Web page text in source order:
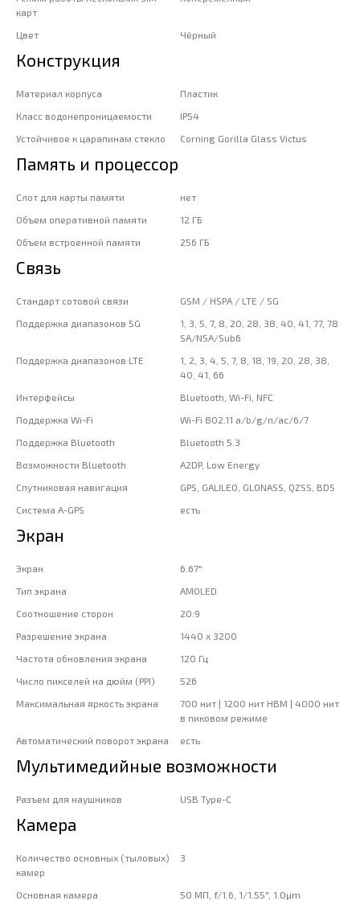
карт
Цвет Чёрный
Конструкция
Материал корпуса
Пластик
Класс водонепроницаемости
IP54
Устойчивое к царапинам стекло
Corning Gorilla Glass Victus
Память и процессор
Слот для карты памяти
нет
Объем оперативной памяти
12 ГБ
Объем встроенной памяти
256 ГБ
Связь
Стандарт сотовой связи
GSM / HSPA / LTE / 5G
Поддержка диапазонов 5G
1, 3, 5, 7, 8, 20, 28, 38, 40, 41, 77, 78
SA/NSA/Sub6
Поддержка диапазонов LTE
1, 2, 3, 4, 5, 7, 8, 18, 19, 20, 28, 38,
40, 41, 66
Интерфейсы
Bluetooth, Wi-Fi, NFC
Поддержка Wi-Fi
Wi-Fi 802.11 a/b/g/n/ac/6/7
Поддержка Bluetooth
Bluetooth 5.3
Возможности Bluetooth
A2DP, Low Energy
Спутниковая навигация
GPS, GALILEO, GLONASS, QZSS, BDS
Система A-GPS
есть
Экран
Экран
6.67"
Тип экрана
AMOLED
Соотношение сторон
20:9
Разрешение экрана
1440 x 3200
Частота обновления экрана
120 Гц
Число пикселей на дюйм (PPI)
526
Максимальная яркость экрана
700 нит | 1200 нит HBM | 4000 нит
в пиковом режиме
Автоматический поворот экрана
есть
Мультимедийные возможности
Разъем для наушников USB Type-C
Камера
Количество основных (тыловых)
камер
3
Основная камера
50 МП, f/1.6, 1/1.55", 1.0µm